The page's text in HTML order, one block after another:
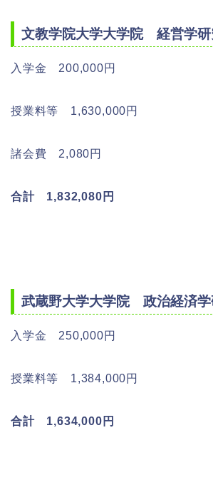
文教学院大学大学院 経営学研
入学金 200,000円
授業料等 1,630,000円
諸会費 2,080円
合計 1,832,080円
武蔵野大学大学院 政治経済学
入学金 250,000円
授業料等 1,384,000円
合計 1,634,000円